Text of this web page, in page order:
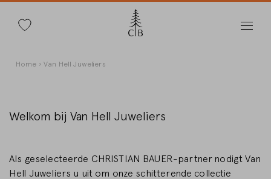
inhoud
Kruimelpad
Home Van Hell Juweliers
Welkom bij Van Hell Juweliers
Als geselecteerde CHRISTIAN BAUER-partner nodigt Van
Hell Juweliers u uit om onze schitterende collectie
Wijzig land